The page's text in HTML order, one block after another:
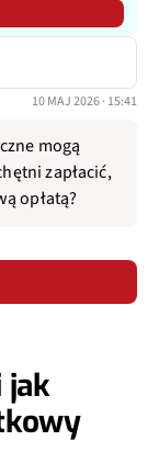
10 MAJ 2026 · 15:41
mogą
zapłacić,
opłatą?
jak